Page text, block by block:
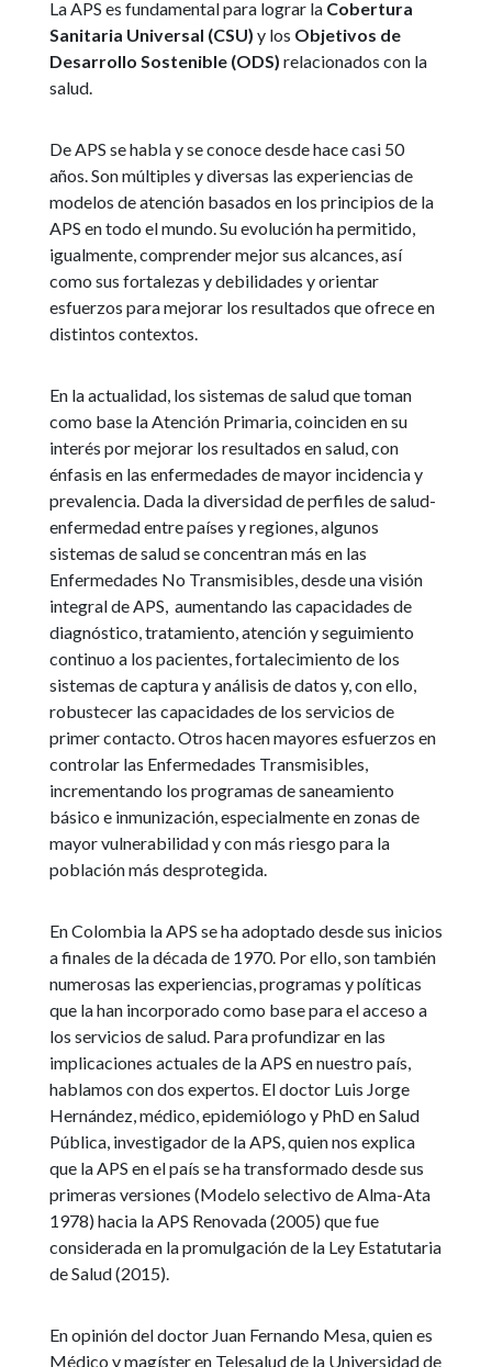
La APS es fundamental para lograr la Cobertura
Sanitaria Universal (CSU) y los Objetivos de
Desarrollo Sostenible (ODS) relacionados con la
salud.
De APS se habla y se conoce desde hace casi 50
años. Son múltiples y diversas las experiencias de
modelos de atención basados en los principios de la
APS en todo el mundo. Su evolución ha permitido,
igualmente, comprender mejor sus alcances, así
como sus fortalezas y debilidades y orientar
esfuerzos para mejorar los resultados que ofrece en
distintos contextos.
En la actualidad, los sistemas de salud que toman
como base la Atención Primaria, coinciden en su
interés por mejorar los resultados en salud, con
énfasis en las enfermedades de mayor incidencia y
prevalencia. Dada la diversidad de perfiles de salud-
enfermedad entre países y regiones, algunos
sistemas de salud se concentran más en las
Enfermedades No Transmisibles, desde una visión
integral de APS, aumentando las capacidades de
diagnóstico, tratamiento, atención y seguimiento
continuo a los pacientes, fortalecimiento de los
sistemas de captura y análisis de datos y, con ello,
robustecer las capacidades de los servicios de
primer contacto. Otros hacen mayores esfuerzos en
controlar las Enfermedades Transmisibles,
incrementando los programas de saneamiento
básico e inmunización, especialmente en zonas de
mayor vulnerabilidad y con más riesgo para la
población más desprotegida.
En Colombia la APS se ha adoptado desde sus inicios
a finales de la década de 1970. Por ello, son también
numerosas las experiencias, programas y políticas
que la han incorporado como base para el acceso a
los servicios de salud. Para profundizar en las
implicaciones actuales de la APS en nuestro país,
hablamos con dos expertos. El doctor Luis Jorge
Hernández, médico, epidemiólogo y PhD en Salud
Pública, investigador de la APS, quien nos explica
que la APS en el país se ha transformado desde sus
primeras versiones (Modelo selectivo de Alma-Ata
1978) hacia la APS Renovada (2005) que fue
considerada en la promulgación de la Ley Estatutaria
de Salud (2015).
En opinión del doctor Juan Fernando Mesa, quien es
Médico y magíster en Telesalud de la Universidad de